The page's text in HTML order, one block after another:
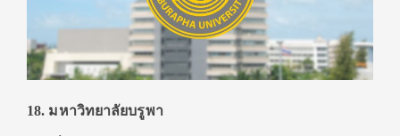
18. มหาวิทยาลัยบรูพา